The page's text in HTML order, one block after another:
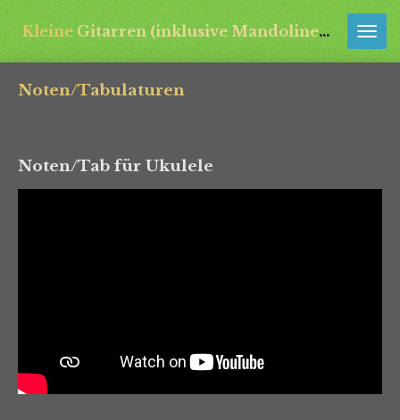
Hauptinhalt
Kleine Gitarren (inklusive Mandolinen) aus aller Welt
Noten/Tabulaturen
Noten/Tab für Ukulele